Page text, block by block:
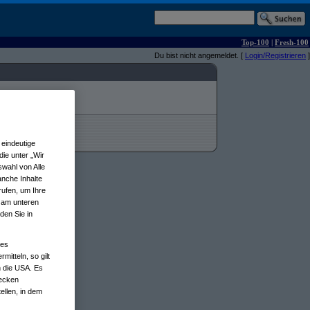
Top-100 | Fresh-100
Du bist nicht angemeldet. [ Login/Registrieren ]
unter „Wir
von Alle
Inhalte
um Ihre
unteren
Sie in
so gilt
die USA. Es
in dem